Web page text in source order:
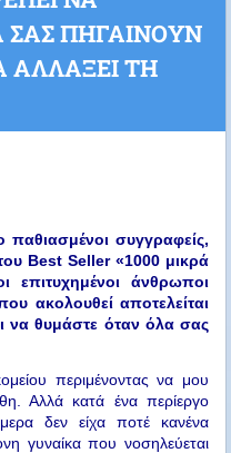
ΠΗΓΑΊΝΟΥΝ
ΑΛΛΆΞΕΙ ΤΗ
συγγραφείς,
Best Seller «1000 μικρά
επιτυχημένοι άνθρωποι
ακολουθεί αποτελείται
θυμάστε όταν όλα σας
περιμένοντας να μου
Αλλά κατά ένα περίεργο
δεν είχα ποτέ κανένα
γυναίκα που νοσηλεύεται